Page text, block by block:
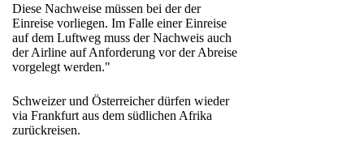
Diese Nachweise müssen bei der der
Einreise vorliegen. Im Falle einer Einreise
auf dem Luftweg muss der Nachweis auch
der Airline auf Anforderung vor der Abreise
vorgelegt werden."
Schweizer und Österreicher dürfen wieder
via Frankfurt aus dem südlichen Afrika
zurückreisen.